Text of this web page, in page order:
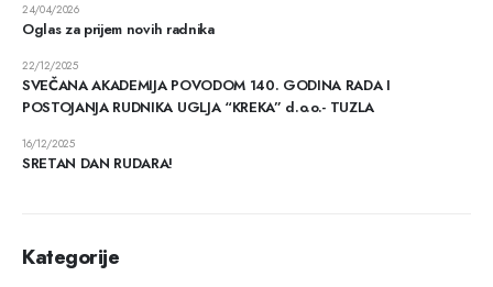
Oglas za prijem novih radnika
24/04/2026
SVEČANA AKADEMIJA POVODOM 140. GODINA RADA I
POSTOJANJA RUDNIKA UGLJA “KREKA” d.o.o.- TUZLA
22/12/2025
SRETAN DAN RUDARA!
16/12/2025
Kategorije